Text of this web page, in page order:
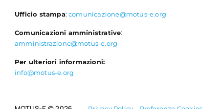
Ufficio stampa:comunicazione@motus-e.org
Comunicazioni amministrative:
amministrazione@motus-e.org
Per ulteriori informazioni:
info@motus-e.org